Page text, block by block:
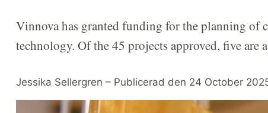
Vinnova has granted funding for the planning of
technology. Of the 45 projects approved, five
Jessika Sellergren – Publicerad den 24 October